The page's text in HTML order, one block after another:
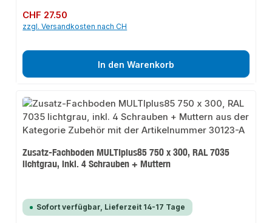
Regulärer Preis:
CHF 27.50
zzgl. Versandkosten nach CH
In den Warenkorb
Zusatz-Fachboden MULTIplus85 750 x 300, RAL 7035
lichtgrau, inkl. 4 Schrauben + Muttern
Sofort verfügbar, Lieferzeit 14-17 Tage